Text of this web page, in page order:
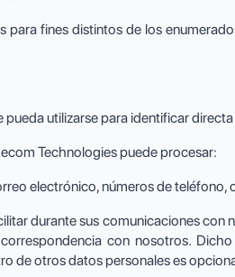
fines distintos de los
utilizarse para identificar
Technologies puede procesar:
electrónico, números de teléfono,
durante sus comunicaciones con
con nosotros.
de otros datos personales es